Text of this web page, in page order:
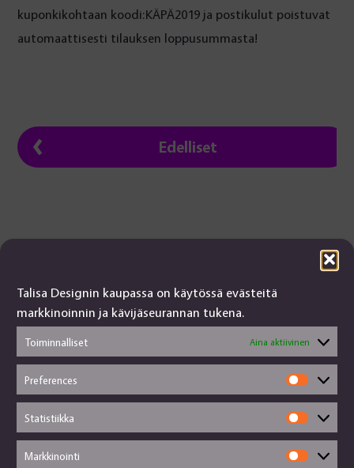
Talisa Designin kaupassa on käytössä evästeitä
markkinoinnin ja kävijäseurannan tukena.
Toiminnalliset Aina aktiivinen
Preferences
Statistiikka
Markkinointi
kuponkikohtaan koodi:KÄPÄ2019 ja postikulut poistuvat
automaattisesti tilauksen loppusummasta!
Edelliset
Talisa Design
tanjalusua@gmail.com
050-4917845
Jälleenmyyjät
Käsityökortteli
Toimitusehdot
Evästekäytännöt
Tietosuojaseloste
© Talisa Design 2026